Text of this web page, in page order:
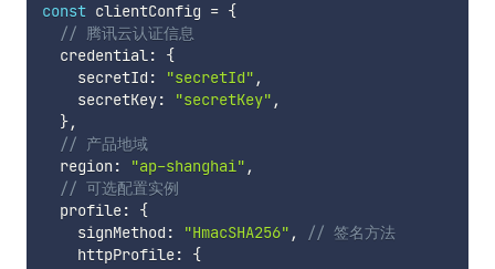
const clientConfig = {
// 腾讯云认证信息
  credential
:
{
    secretId
: "secretId" ,
    secretKey
: "secretKey" ,
},
// 产品地域
  region
: "ap-shanghai" ,
// 可选配置实例
  profile
:
{
    signMethod
: "HmacSHA256" ,
// 签名方法
    httpProfile
:
{